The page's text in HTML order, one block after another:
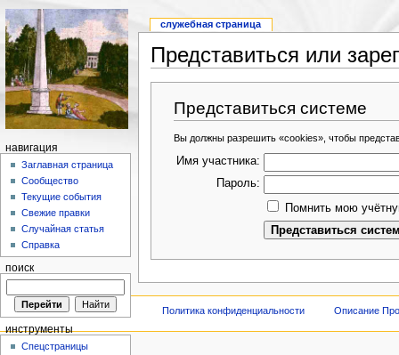
Представиться или
Представиться системе
Вы должны разрешить «cookies», чтобы
Имя участника:
Пароль:
Помнить мою
служебная страница
навигация
Заглавная страница
Сообщество
Текущие события
Свежие правки
Случайная статья
Справка
поиск
инструменты
Спецстраницы
Политика конфиденциальности Описание